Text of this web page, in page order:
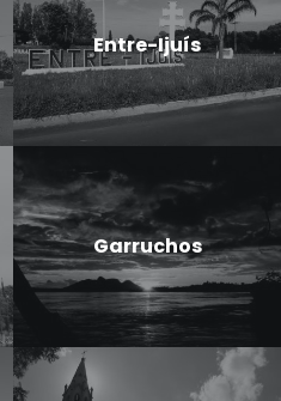
Entre-Ijuís
Garruchos